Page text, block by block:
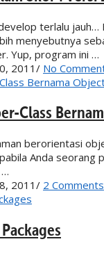
terlalu jauh…
menyebutnya
Yup, program ini …
2011/ No
Class
berorientasi
Anda seorang
…
2011/ 2 Comments